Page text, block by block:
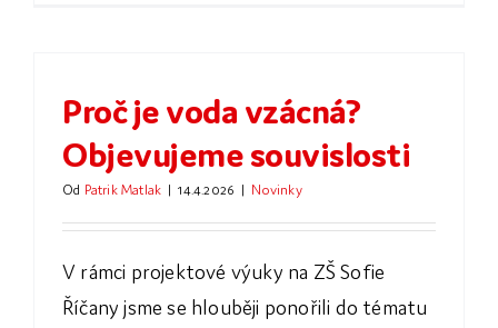
Proč je voda vzácná?
Objevujeme souvislosti
Od Patrik Matlak | 14.4.2026 | Novinky
V rámci projektové výuky na ZŠ Sofie
Říčany jsme se hlouběji ponořili do tématu